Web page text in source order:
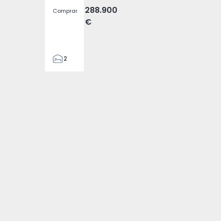
Comprar
288.900
€
2